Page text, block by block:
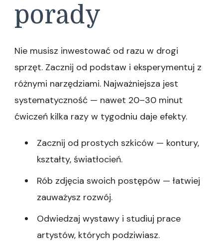
porady
Nie musisz inwestować od razu w drogi
sprzęt. Zacznij od podstaw i eksperymentuj z
różnymi narzędziami. Najważniejsza jest
systematyczność — nawet 20–30 minut
ćwiczeń kilka razy w tygodniu daje efekty.
Zacznij od prostych szkiców — kontury,
kształty, światłocień.
Rób zdjęcia swoich postępów — łatwiej
zauważysz rozwój.
Odwiedzaj wystawy i studiuj prace
artystów, których podziwiasz.